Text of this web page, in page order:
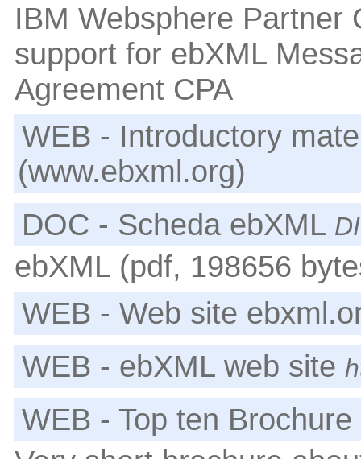
IBM Websphere Partner
support for ebXML
Agreement CPA
WEB - Introductory
(www.ebxml.org)
DOC - Scheda ebXML
ebXML (pdf, 198656
WEB - Web site
WEB - ebXML web site
WEB - Top ten